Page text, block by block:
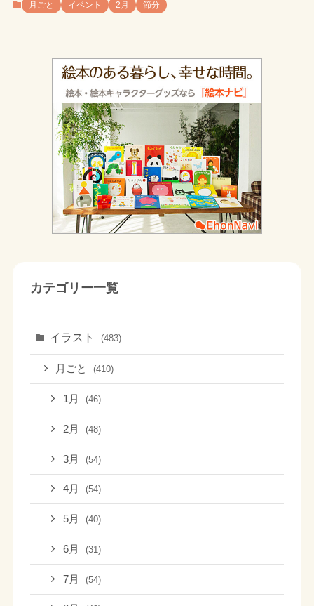
月ごと イベント 2月 節分
カテゴリー一覧
イラスト (483)
月ごと (410)
1月 (46)
2月 (48)
3月 (54)
4月 (54)
5月 (40)
6月 (31)
7月 (54)